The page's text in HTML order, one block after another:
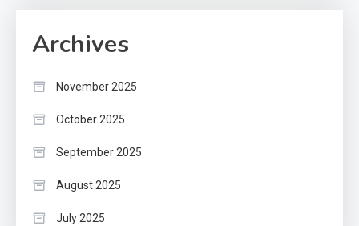
Archives
November 2025
October 2025
September 2025
August 2025
July 2025